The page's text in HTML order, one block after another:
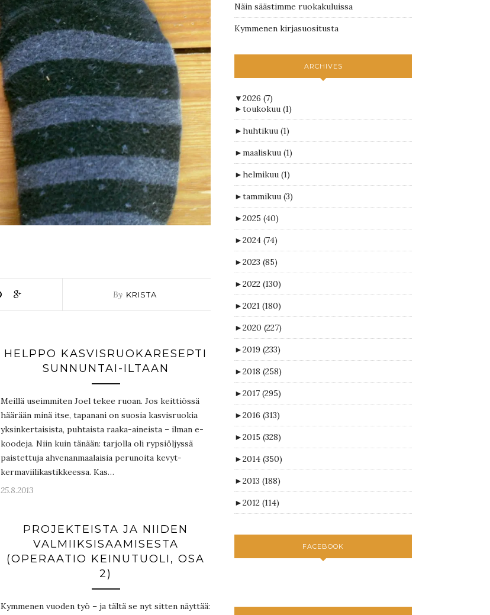
By KRISTA
HELPPO KASVISRUOKARESEPTI
SUNNUNTAI-ILTAAN
Meillä useimmiten Joel tekee ruoan. Jos keittiössä
häärään minä itse, tapanani on suosia kasvisruokia
yksinkertaisista, puhtaista raaka-aineista – ilman e-
koodeja. Niin kuin tänään: tarjolla oli rypsiöljyssä
paistettuja ahvenanmaalaisia perunoita kevyt-
kermaviilikastikkeessa. Kas…
25.8.2013
PROJEKTEISTA JA NIIDEN
VALMIIKSISAAMISESTA
(OPERAATIO KEINUTUOLI, OSA
2)
Kymmenen vuoden työ – ja tältä se nyt sitten näyttää:
Näin säästimme ruokakuluissa
Kymmenen kirjasuositusta
ARCHIVES
▼2026 (7)
►toukokuu (1)
►huhtikuu (1)
►maaliskuu (1)
►helmikuu (1)
►tammikuu (3)
►2025 (40)
►2024 (74)
►2023 (85)
►2022 (130)
►2021 (180)
►2020 (227)
►2019 (233)
►2018 (258)
►2017 (295)
►2016 (313)
►2015 (328)
►2014 (350)
►2013 (188)
►2012 (114)
FACEBOOK